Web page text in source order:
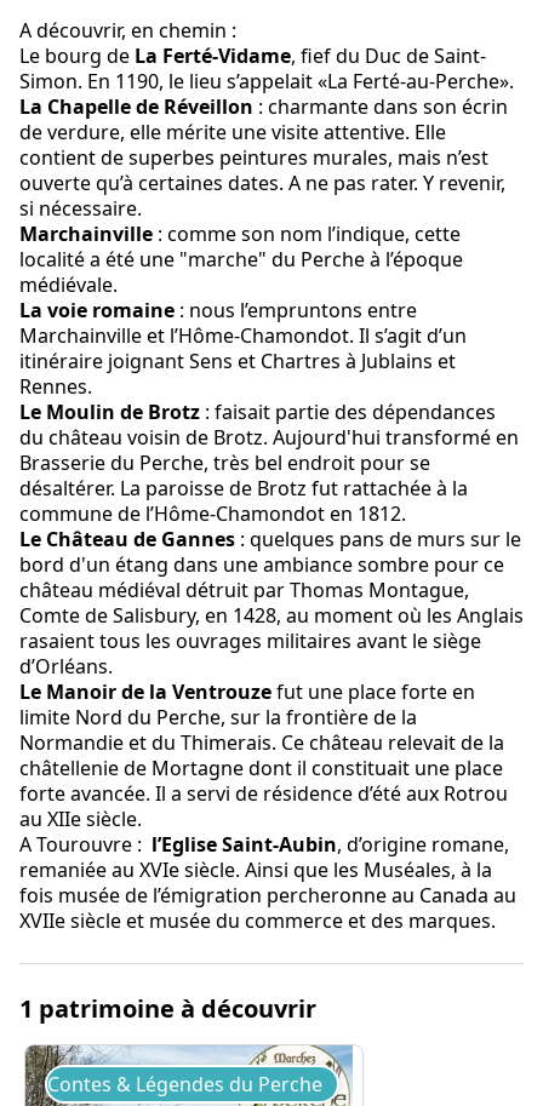
A découvrir, en chemin :
Le bourg de La Ferté-Vidame, fief du Duc de Saint-
Simon. En 1190, le lieu s’appelait «La Ferté-au-Perche».
La Chapelle de Réveillon : charmante dans son écrin
de verdure, elle mérite une visite attentive. Elle
contient de superbes peintures murales, mais n’est
ouverte qu’à certaines dates. A ne pas rater. Y revenir,
si nécessaire.
Marchainville : comme son nom l’indique, cette
localité a été une "marche" du Perche à l’époque
médiévale.
La voie romaine : nous l’empruntons entre
Marchainville et l’Hôme-Chamondot. Il s’agit d’un
itinéraire joignant Sens et Chartres à Jublains et
Rennes.
Le Moulin de Brotz : faisait partie des dépendances
du château voisin de Brotz. Aujourd'hui transformé en
Brasserie du Perche, très bel endroit pour se
désaltérer. La paroisse de Brotz fut rattachée à la
commune de l’Hôme-Chamondot en 1812.
Le Château de Gannes : quelques pans de murs sur le
bord d'un étang dans une ambiance sombre pour ce
château médiéval détruit par Thomas Montague,
Comte de Salisbury, en 1428, au moment où les Anglais
rasaient tous les ouvrages militaires avant le siège
d’Orléans.
Le Manoir de la Ventrouzefut une place forte en
limite Nord du Perche, sur la frontière de la
Normandie et du Thimerais. Ce château relevait de la
châtellenie de Mortagne dont il constituait une place
forte avancée. Il a servi de résidence d’été aux Rotrou
au XIIe siècle.
A Tourouvre : l’Eglise Saint-Aubin, d’origine romane,
remaniée au XVIe siècle. Ainsi que les Muséales, à la
fois musée de l’émigration percheronne au Canada au
XVIIe siècle et musée du commerce et des marques.
1 patrimoine à découvrir
Contes & Légendes du Perche